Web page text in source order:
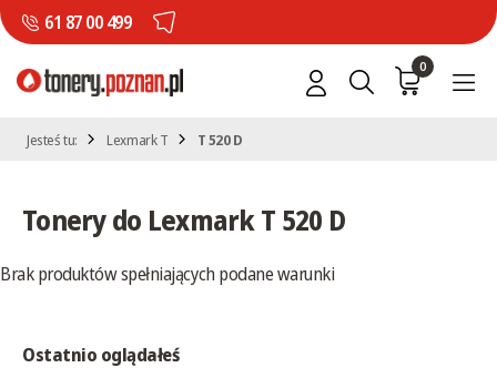
61 87 00 499
0
Jesteś tu: Lexmark T T 520 D
Tonery do Lexmark T 520 D
Brak produktów spełniających podane warunki
Ostatnio oglądałeś